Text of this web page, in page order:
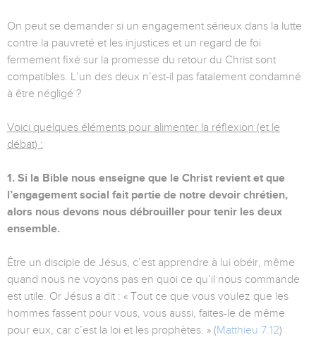
On peut se demander si un engagement sérieux dans la lutte
contre la pauvreté et les injustices et un regard de foi
fermement fixé sur la promesse du retour du Christ sont
compatibles. L’un des deux n’est-il pas fatalement condamné
à être négligé ?
Voici quelques éléments pour alimenter la réflexion (et le
débat) :
1. Si la Bible nous enseigne que le Christ revient et que
l’engagement social fait partie de notre devoir chrétien,
alors nous devons nous débrouiller pour tenir les deux
ensemble.
Être un disciple de Jésus, c’est apprendre à lui obéir, même
quand nous ne voyons pas en quoi ce qu’il nous commande
est utile. Or Jésus a dit : « Tout ce que vous voulez que les
hommes fassent pour vous, vous aussi, faites-le de même
pour eux, car c’est la loi et les prophètes. » (Matthieu 7.12)